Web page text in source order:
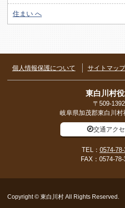
住まい へ
個人情報保護について サイトマップ
東白川村
〒509-1392
岐阜県加茂郡東白川村
交通アク
TEL： 0574-78-
FAX：0574-
Copyright © 東白川村 All Rights Reserved.